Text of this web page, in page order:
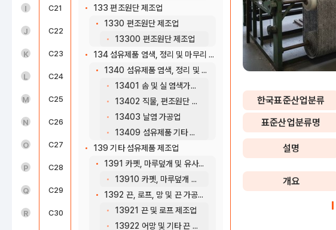
I 숙박 및 음식점업(55~56)
J 정보통신업(58~63)
K 금융 및 보험업(64~66)
L 부동산업(68)
M 전문, 과학 및 기술 서비스업(70~73)
N 사업시설 관리, 사업 지원 및 임대 서비스업(74~76)
O 공공행정, 국방 및 사회보장 행정(84)
P 교육 서비스업(85)
Q 보건업 및 사회복지 서비스업(86~87)
R 예술, 스포츠 및 여가관련 서비스업(90~91)
C21 의료용 물질 및 의약품 제조업
C22 고무 및 플라스틱제품 제조업
C23 비금속 광물제품 제조업
C24 1차 금속 제조업
C25 금속가공제품 제조업; 기계 및 가구 제외
C26 전자부품, 컴퓨터, 영상, 음향 및 통신장비 제조업
C27 의료, 정밀, 광학기기 및 시계 제조업
C28 전기장비 제조업
C29 기타 기계 및 장비 제조업
C30 자동차 및 트레일러 제조업
133 편조원단 제조업
1330 편조원단 제조업
13300 편조원단 제조업
134 섬유제품 염색, 정리 및 마무리 가공업
1340 섬유제품 염색, 정리 및 마무리 가공업
13401 솜 및 실 염색가공업
13402 직물, 편조원단 및 의복류 염색 가공업
13403 날염 가공업
13409 섬유제품 기타 정리 및 마무리 가공업
139 기타 섬유제품 제조업
1391 카펫, 마루덮개 및 유사제품 제조업
13910 카펫, 마루덮개 및 유사제품 제조업
1392 끈, 로프, 망 및 끈 가공품 제조업
13921 끈 및 로프 제조업
13922 어망 및 기타 끈 가공품 제조업
한국표준산업분류
표준산업분류명
설명
개요